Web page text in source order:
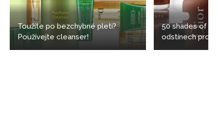
Toužíte po bezchybné pleti?
Používejte cleanser!
50 shades of
odstínech pro